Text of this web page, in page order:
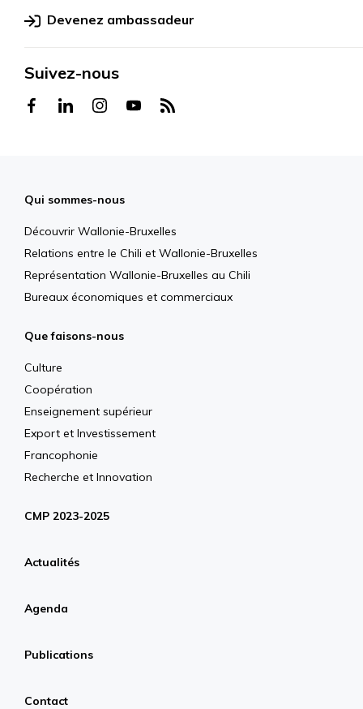
Devenez ambassadeur
Suivez-nous
Qui sommes-nous
Découvrir Wallonie-Bruxelles
Relations entre le Chili et Wallonie-Bruxelles
Représentation Wallonie-Bruxelles au Chili
Bureaux économiques et commerciaux
Que faisons-nous
Culture
Coopération
Enseignement supérieur
Export et Investissement
Francophonie
Recherche et Innovation
CMP 2023-2025
Actualités
Agenda
Publications
Contact